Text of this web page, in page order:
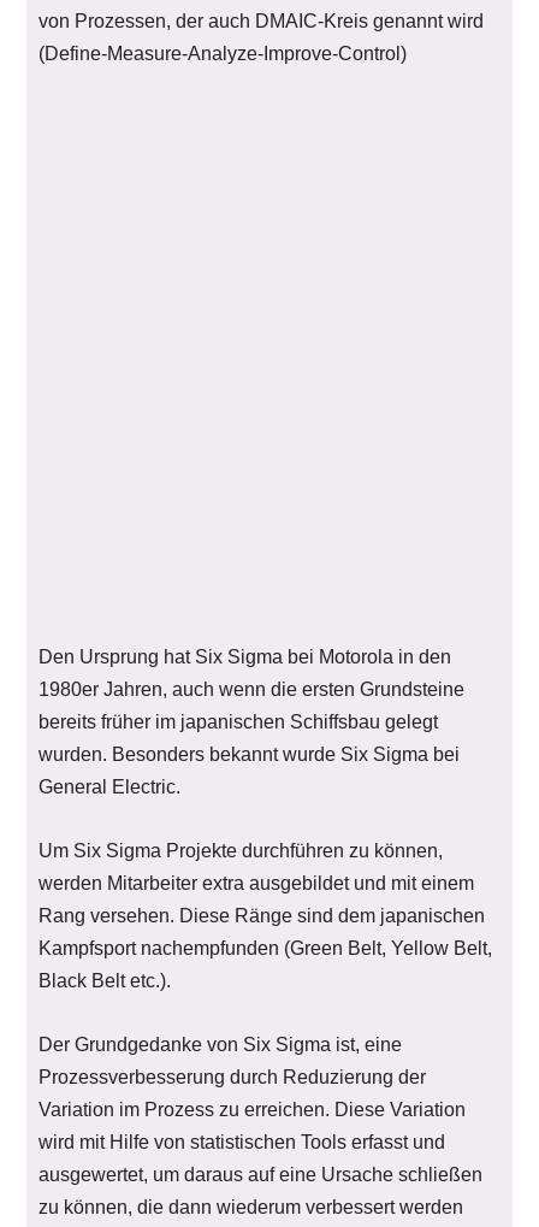
von Prozessen, der auch DMAIC-Kreis genannt wird
(Define-Measure-Analyze-Improve-Control)
Den Ursprung hat Six Sigma bei Motorola in den
1980er Jahren, auch wenn die ersten Grundsteine
bereits früher im japanischen Schiffsbau gelegt
wurden. Besonders bekannt wurde Six Sigma bei
General Electric.
Um Six Sigma Projekte durchführen zu können,
werden Mitarbeiter extra ausgebildet und mit einem
Rang versehen. Diese Ränge sind dem japanischen
Kampfsport nachempfunden (Green Belt, Yellow Belt,
Black Belt etc.).
Der Grundgedanke von Six Sigma ist, eine
Prozessverbesserung durch Reduzierung der
Variation im Prozess zu erreichen. Diese Variation
wird mit Hilfe von statistischen Tools erfasst und
ausgewertet, um daraus auf eine Ursache schließen
zu können, die dann wiederum verbessert werden